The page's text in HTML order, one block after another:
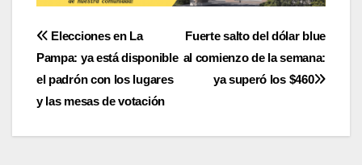
Navegación
de
entradas
Fuerte salto del dólar blue
al comienzo de la semana:
ya superó los $460
Elecciones en La
Pampa: ya está disponible
el padrón con los lugares
y las mesas de votación